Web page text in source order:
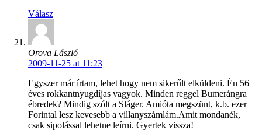
Válasz
Orova László
2009-11-25 at 11:23
Egyszer már írtam, lehet hogy nem sikerűlt elküldeni. Én 56
éves rokkantnyugdíjas vagyok. Minden reggel Bumerángra
ébredek? Mindig szólt a Sláger. Amióta megszünt, k.b. ezer
Forintal lesz kevesebb a villanyszámlám.Amit mondanék,
csak sipolással lehetne leírni. Gyertek vissza!